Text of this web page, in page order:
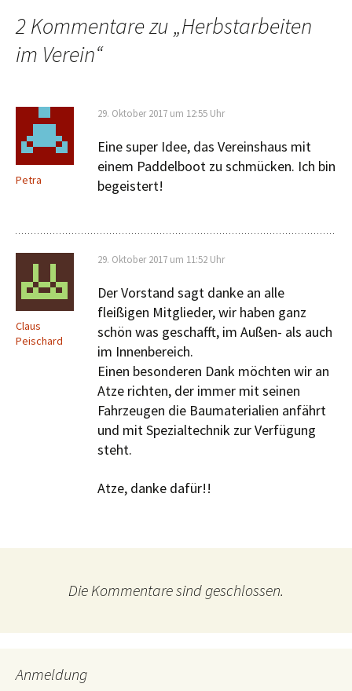
2 Kommentare zu „Herbstarbeiten
im Verein“
Petra
29. Oktober 2017 um 12:55 Uhr
Eine super Idee, das Vereinshaus mit
einem Paddelboot zu schmücken. Ich bin
begeistert!
Claus
Peischard
29. Oktober 2017 um 11:52 Uhr
Der Vorstand sagt danke an alle
fleißigen Mitglieder, wir haben ganz
schön was geschafft, im Außen- als auch
im Innenbereich.
Einen besonderen Dank möchten wir an
Atze richten, der immer mit seinen
Fahrzeugen die Baumaterialien anfährt
und mit Spezialtechnik zur Verfügung
steht.
Atze, danke dafür!!
Die Kommentare sind geschlossen.
Anmeldung